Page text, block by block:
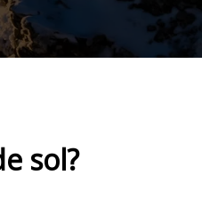
sol?